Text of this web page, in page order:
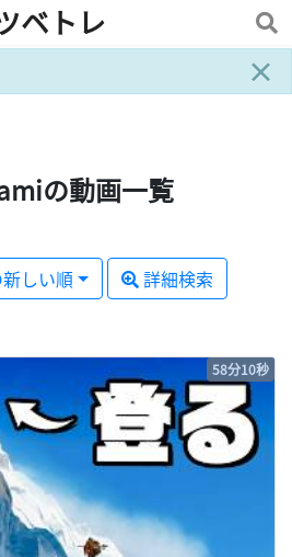
ベトレ
×
の動画一覧
しい順 詳細検索
58分10秒